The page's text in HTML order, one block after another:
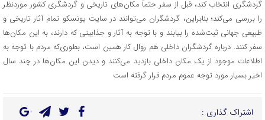
گردشگری انتخاب کند، قبل از سفر حتماً مکان‌های تاریخی و گردشگری کشور موردنظر
را بررسی می‌کند؛ بنابراین، گردشگران می‌توانند در سایت یونسکو تمام آثار تاریخی و
طبیعی جهانی ثبت‌شده را بیابند و با توجه به آثار و جذابیتی که دارند، به این مکان‌ها
سفر کنند. درباره گردشگران داخلی هم روال کار همین است، بطوری‌که مردم با توجه به
اطلاعات موجود از یک مکان داخلی بازدید می‌کنند و دیدن این مکان‌ها در چند سال
اخیر بسیار مورد توجه عموم مردم قرار گرفته است
اشتراک گذاری :